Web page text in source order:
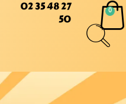
02 35 48 27
50